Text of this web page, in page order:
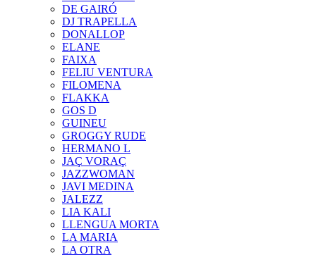
DE GAIRÓ
DJ TRAPELLA
DONALLOP
ELANE
FAIXA
FELIU VENTURA
FILOMENA
FLAKKA
GOS D
GUINEU
GROGGY RUDE
HERMANO L
JAÇ VORAÇ
JAZZWOMAN
JAVI MEDINA
JALEZZ
LIA KALI
LLENGUA MORTA
LA MARIA
LA OTRA